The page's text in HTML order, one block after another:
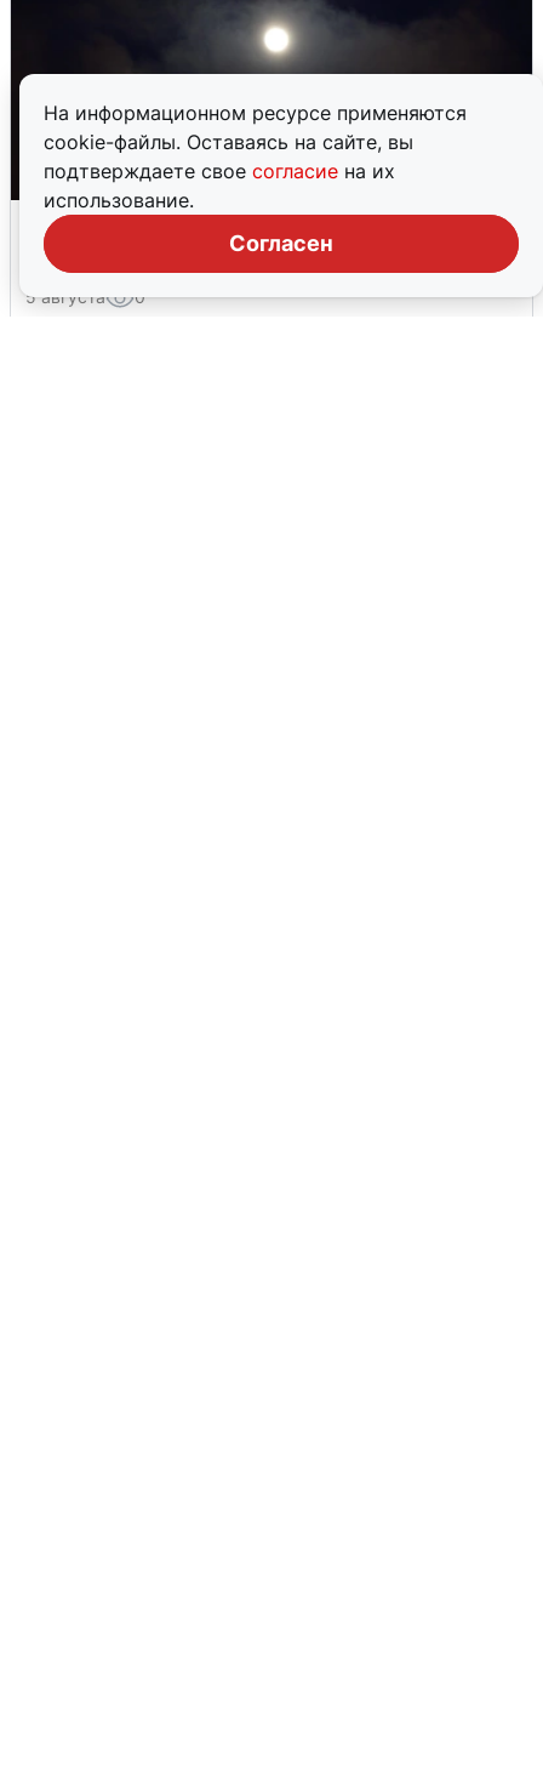
На информационном ресурсе применяются
cookie-файлы. Оставаясь на сайте, вы
подтверждаете свое согласие на их
использование.
Согласен
Взрывы в Воронеже после сигнала
тревоги
5 августа 0